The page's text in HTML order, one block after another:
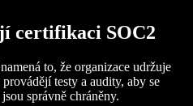
certifikaci SOC2
to, že organizace udržuje
testy a audity, aby se
správně chráněny.